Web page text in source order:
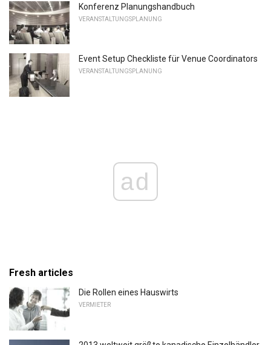
Konferenz Planungshandbuch
VERANSTALTUNGSPLANUNG
Event Setup Checkliste für Venue Coordinators
VERANSTALTUNGSPLANUNG
ad
Fresh articles
Die Rollen eines Hauswirts
VERMIETER